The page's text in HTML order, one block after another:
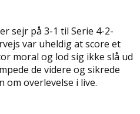
sejr på 3-1 til Serie 4-2-
var uheldig at score et
moral og lod sig ikke slå ud
de videre og sikrede
om overlevelse i live.